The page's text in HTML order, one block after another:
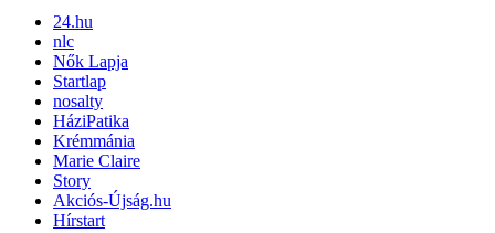
24.hu
nlc
Nők Lapja
Startlap
nosalty
HáziPatika
Krémmánia
Marie Claire
Story
Akciós-Újság.hu
Hírstart